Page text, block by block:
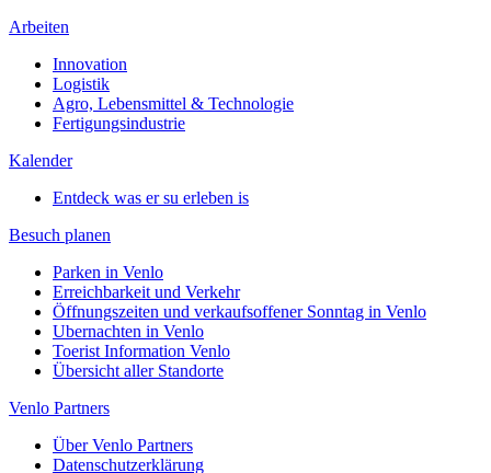
Arbeiten
Innovation
Logistik
Agro, Lebensmittel & Technologie
Fertigungsindustrie
Kalender
Entdeck was er su erleben is
Besuch planen
Parken in Venlo
Erreichbarkeit und Verkehr
Öffnungszeiten und verkaufsoffener Sonntag in Venlo
Ubernachten in Venlo
Toerist Information Venlo
Übersicht aller Standorte
Venlo Partners
Über Venlo Partners
Datenschutzerklärung